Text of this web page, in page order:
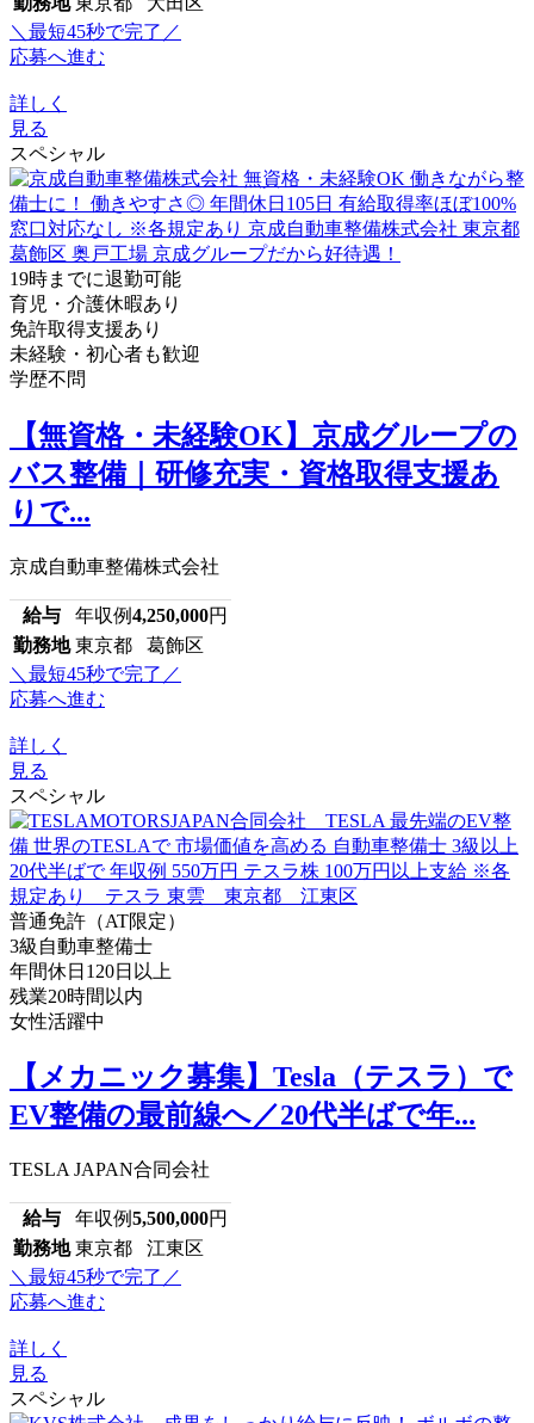
＼最短45秒で完了／
応募へ進む
詳しく
見る
スペシャル
19時までに退勤可能
育児・介護休暇あり
免許取得支援あり
未経験・初心者も歓迎
学歴不問
【無資格・未経験OK】京成グループの
バス整備｜研修充実・資格取得支援あ
りで...
京成自動車整備株式会社
給与 年収例4,250,000円
勤務地 東京都 葛飾区
＼最短45秒で完了／
応募へ進む
詳しく
見る
スペシャル
普通免許（AT限定）
3級自動車整備士
年間休日120日以上
残業20時間以内
女性活躍中
【メカニック募集】Tesla（テスラ）で
EV整備の最前線へ／20代半ばで年...
TESLA JAPAN合同会社
給与 年収例5,500,000円
勤務地 東京都 江東区
＼最短45秒で完了／
応募へ進む
詳しく
見る
スペシャル